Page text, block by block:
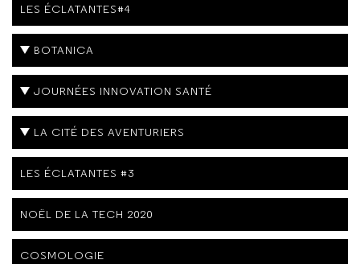
LES ÉCLATANTES#4
BOTANICA
JOURNÉES INNOVATION SANTÉ
LA CITÉ DES AVENTURIERS
LES ÉCLATANTES #3
NOËL DE LA TECH 2020
COSMOLOGIE